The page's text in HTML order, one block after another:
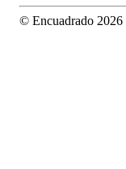
© Encuadrado 2026